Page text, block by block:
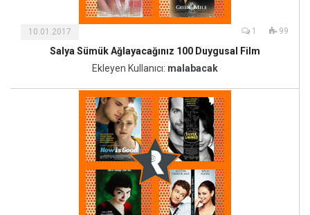
10.01.2017 1 99
Salya Sümük Ağlayacağınız 100 Duygusal Film
Ekleyen Kullanıcı: malabacak
Kültür